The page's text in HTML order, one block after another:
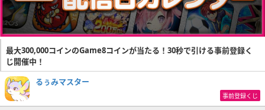
最大300,000コインのGame8コインが当たる！30秒で引ける事前登録く
じ開催中！
るぅみマスター
事前登録くじ